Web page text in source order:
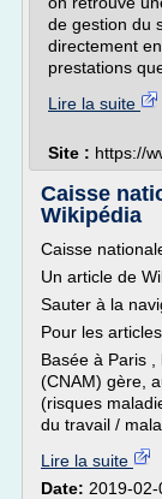
de gestion du
directement
prestations
Lire la suite
Site : https://
Caisse
Wikipédia
Caisse
Un article de
Sauter à la
Pour les
Basée à Paris
(CNAM) gère,
(risques
du travail /
Lire la suite
Date: 2019-